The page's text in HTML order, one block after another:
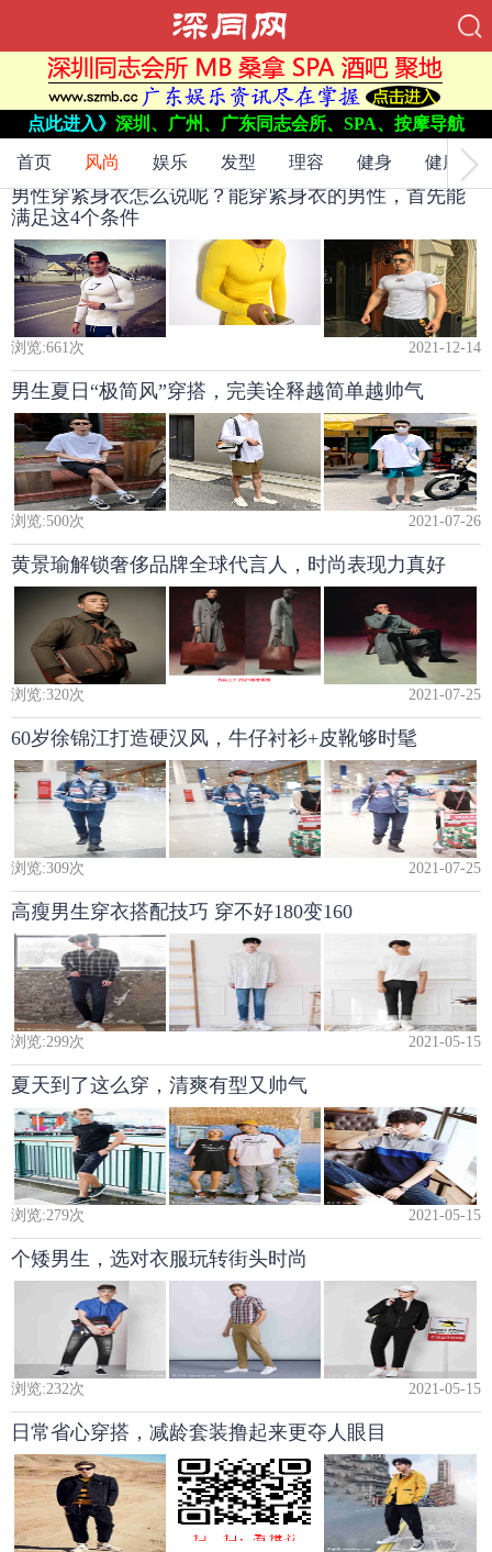
点此进入》 深圳、广州、广东同志会所、SPA、按摩导航
首页 风尚 娱乐 发型 理容 健身 健康
当前位置： 网站首页 ->
男性穿紧身衣怎么说呢？能穿紧身衣的男性，首先能
满足这4个条件
浏览:661 次 2021-12-14
男生夏日“极简风”穿搭，完美诠释越简单越帅气
浏览:500次 2021-07-26
黄景瑜解锁奢侈品牌全球代言人，时尚表现力真好
浏览:320次 2021-07-25
60岁徐锦江打造硬汉风，牛仔衬衫+皮靴够时髦
浏览:309次 2021-07-25
高瘦男生穿衣搭配技巧 穿不好180变160
浏览:299次 2021-05-15
夏天到了这么穿，清爽有型又帅气
浏览:279次 2021-05-15
个矮男生，选对衣服玩转街头时尚
浏览:232次 2021-05-15
日常省心穿搭，减龄套装撸起来更夺人眼目